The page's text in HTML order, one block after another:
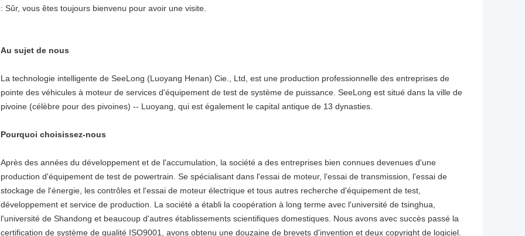
: Sûr, vous êtes toujours bienvenu pour avoir une visite.
Au sujet de nous
La technologie intelligente de SeeLong (Luoyang Henan) Cie., Ltd, est une production professionnelle des entreprises de
pointe des véhicules à moteur de services d'équipement de test de système de puissance. SeeLong est situé dans la ville de
pivoine (célèbre pour des pivoines) -- Luoyang, qui est également le capital antique de 13 dynasties.
Pourquoi choisissez-nous
Après des années du développement et de l'accumulation, la société a des entreprises bien connues devenues d'une
production d'équipement de test de powertrain. Se spécialisant dans l'essai de moteur, l'essai de transmission, l'essai de
stockage de l'énergie, les contrôles et l'essai de moteur électrique et tous autres recherche d'équipement de test,
développement et service de production. La société a établi la coopération à long terme avec l'université de tsinghua,
l'université de Shandong et beaucoup d'autres établissements scientifiques domestiques. Nous avons avec succès passé la
certification de système de qualité ISO9001, avons obtenu une douzaine de brevets d'invention et deux copyright de logiciel.